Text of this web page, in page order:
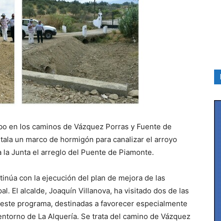
en los caminos de Vázquez Porras y Fuente de
un marco de hormigón para canalizar el arroyo
Junta el arreglo del Puente de Piamonte.
con la ejecución del plan de mejora de las
El alcalde, Joaquín Villanova, ha visitado dos de las
programa, destinadas a favorecer especialmente
de La Alquería. Se trata del camino de Vázquez